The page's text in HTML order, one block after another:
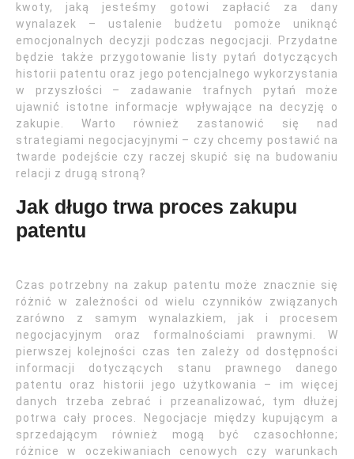
kwoty, jaką jesteśmy gotowi zapłacić za dany
wynalazek – ustalenie budżetu pomoże uniknąć
emocjonalnych decyzji podczas negocjacji. Przydatne
będzie także przygotowanie listy pytań dotyczących
historii patentu oraz jego potencjalnego wykorzystania
w przyszłości – zadawanie trafnych pytań może
ujawnić istotne informacje wpływające na decyzję o
zakupie. Warto również zastanowić się nad
strategiami negocjacyjnymi – czy chcemy postawić na
twarde podejście czy raczej skupić się na budowaniu
relacji z drugą stroną?
Jak długo trwa proces zakupu
patentu
Czas potrzebny na zakup patentu może znacznie się
różnić w zależności od wielu czynników związanych
zarówno z samym wynalazkiem, jak i procesem
negocjacyjnym oraz formalnościami prawnymi. W
pierwszej kolejności czas ten zależy od dostępności
informacji dotyczących stanu prawnego danego
patentu oraz historii jego użytkowania – im więcej
danych trzeba zebrać i przeanalizować, tym dłużej
potrwa cały proces. Negocjacje między kupującym a
sprzedającym również mogą być czasochłonne;
różnice w oczekiwaniach cenowych czy warunkach